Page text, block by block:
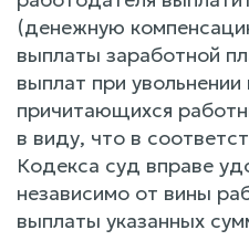
(денежную
выплаты заработной
выплат при
причитающихся
в виду, что в
Кодекса суд вправе
независимо от вины
выплаты указанных